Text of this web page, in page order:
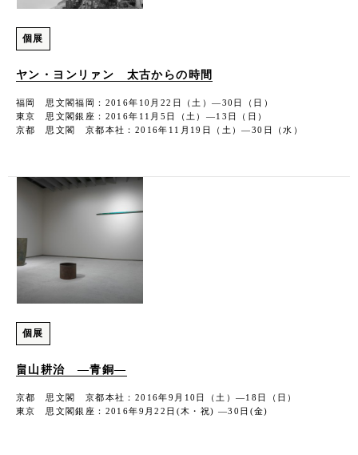
個展
ヤン・ヨンリァン 太古からの時間
福岡 思文閣福岡：2016年10月22日（土）―30日（日）
東京 思文閣銀座：2016年11月5日（土）―13日（日）
京都 思文閣 京都本社：2016年11月19日（土）―30日（水）
個展
畠山耕治 ―青銅―
京都 思文閣 京都本社：2016年9月10日（土）―18日（日）
東京 思文閣銀座：2016年9月22日(木・祝) ―30日(金)